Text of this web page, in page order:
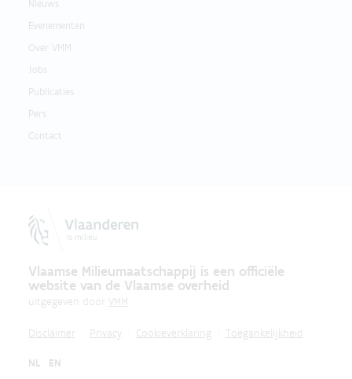
Nieuws
Evenementen
Over VMM
Jobs
Publicaties
Pers
Contact
Vlaamse Milieumaatschappij is een officiële
website van de Vlaamse overheid
uitgegeven door VMM
Disclaimer Privacy Cookieverklaring Toegankelijkheid
NL EN